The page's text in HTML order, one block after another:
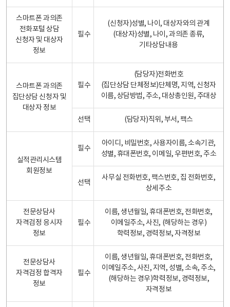
스마트폰 과의존
전화포털 상담
신청자 및 대상자
정보
필수
(신청자)성별, 나이, 대상자와의 관계
(대상자)성별, 나이, 과의존 종류,
기타상담내용
스마트폰 과의존
집단상담 신청자 및
대상자 정보
필수
(담당자)전화번호
(집단상담 단체정보)단체명, 지역, 신청자
이름, 상담방법, 주소, 대상총인원, 주대상
선택 (담당자)직위, 부서, 팩스
실적관리시스템
회원정보
필수
아이디, 비밀번호, 사용자이름, 소속기관,
성별, 휴대폰번호, 이메일, 우편번호, 주소
선택
사무실 전화번호, 팩스번호, 집 전화번호,
상세주소
전문상담사
자격검정 응시자
정보
필수
이름, 생년월일, 휴대폰번호, 전화번호,
이메일주소, 사진, (해당하는 경우)
학력정보, 경력정보, 자격정보
전문상담사
자격검정 합격자
정보
필수
이름, 생년월일, 휴대폰번호, 전화번호,
이메일주소, 사진, 지역, 성별, 소속, 주소,
(해당하는 경우)학력정보, 경력정보,
자격정보